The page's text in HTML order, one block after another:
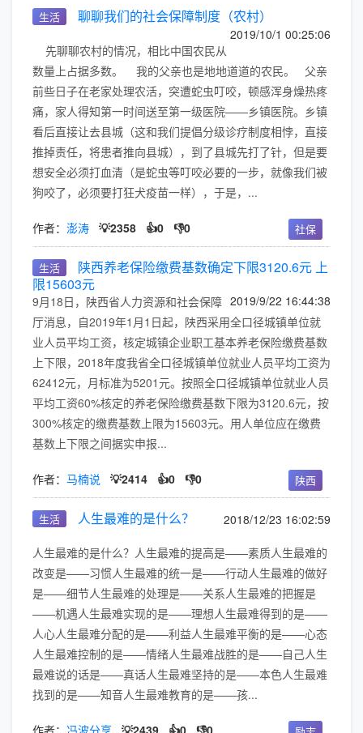
生活 聊聊我们的社会保障制度（农村）
2019/10/1 00:25:06
先聊聊农村的情况，相比中国农民从
数量上占据多数。 我的父亲也是地地道道的农民。 父亲
前些日子在老家处理农活，突遭蛇虫叮咬，顿感浑身燥热疼
痛，家人得知第一时间送至第一级医院——乡镇医院。乡镇
看后直接让去县城（这和我们提倡分级诊疗制度相悖，直接
推掉责任，将患者推向县城），到了县城先打了针，但是要
想安全必须打血清（是蛇虫等叮咬必要的一步，就像我们被
狗咬了，必须要打狂犬疫苗一样），于是，...
作者： 澎涛 💡2358 👍0 👎0 社保
生活
陕西养老保险缴费基数确定下限3120.6元 上
限15603元
2019/9/22 16:44:38
9月18日，陕西省人力资源和社会保障
厅消息，自2019年1月1日起，陕西采用全口径城镇单位就
业人员平均工资，核定城镇企业职工基本养老保险缴费基数
上下限，2018年度我省全口径城镇单位就业人员平均工资为
62412元，月标准为5201元。按照全口径城镇单位就业人员
平均工资60%核定的养老保险缴费基数下限为3120.6元，按
300%核定的缴费基数上限为15603元。用人单位应在缴费
基数上下限之间据实申报...
作者： 马楠说 💡2414 👍0 👎0 陕西
生活 人生最难的是什么？ 2018/12/23 16:02:59
人生最难的是什么？人生最难的提高是——素质人生最难的
改变是——习惯人生最难的统一是——行动人生最难的做好
是——细节人生最难的处理是——关系人生最难的把握是
——机遇人生最难实现的是——理想人生最难得到的是——
人心人生最难分配的是——利益人生最难平衡的是——心态
人生最难控制的是——情绪人生最难战胜的是——自己人生
最难说的话是——真话人生最难坚持的是——本色人生最难
找到的是——知音人生最难教育的是——孩...
作者： 冯波分享 💡2439 👍0 👎0